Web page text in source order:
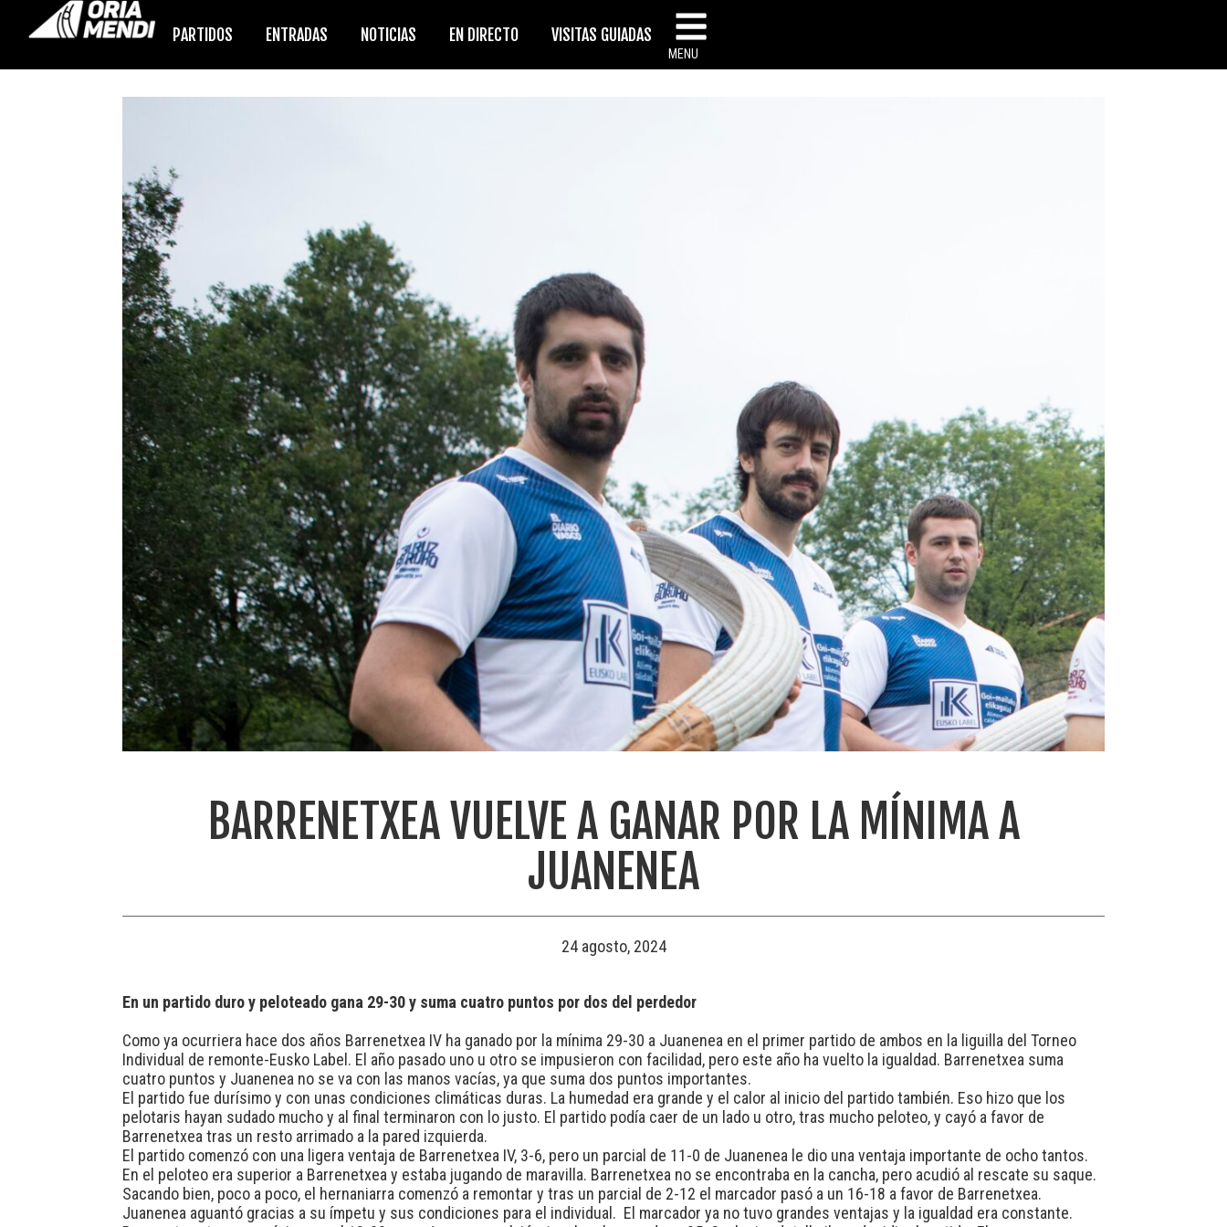
PARTIDOS ENTRADAS NOTICIAS EN DIRECTO VISITAS GUIADAS
MENU
BARRENETXEA VUELVE A GANAR POR LA MÍNIMA A
JUANENEA
24 agosto, 2024
En un partido duro y peloteado gana 29-30 y suma cuatro puntos por dos del perdedor
Como ya ocurriera hace dos años Barrenetxea IV ha ganado por la mínima 29-30 a Juanenea en el primer partido de ambos en la liguilla del Torneo
Individual de remonte-Eusko Label. El año pasado uno u otro se impusieron con facilidad, pero este año ha vuelto la igualdad. Barrenetxea suma
cuatro puntos y Juanenea no se va con las manos vacías, ya que suma dos puntos importantes.
El partido fue durísimo y con unas condiciones climáticas duras. La humedad era grande y el calor al inicio del partido también. Eso hizo que los
pelotaris hayan sudado mucho y al final terminaron con lo justo. El partido podía caer de un lado u otro, tras mucho peloteo, y cayó a favor de
Barrenetxea tras un resto arrimado a la pared izquierda.
El partido comenzó con una ligera ventaja de Barrenetxea IV, 3-6, pero un parcial de 11-0 de Juanenea le dio una ventaja importante de ocho tantos.
En el peloteo era superior a Barrenetxea y estaba jugando de maravilla. Barrenetxea no se encontraba en la cancha, pero acudió al rescate su saque.
Sacando bien, poco a poco, el hernaniarra comenzó a remontar y tras un parcial de 2-12 el marcador pasó a un 16-18 a favor de Barrenetxea.
Juanenea aguantó gracias a su ímpetu y sus condiciones para el individual. El marcador ya no tuvo grandes ventajas y la igualdad era constante.